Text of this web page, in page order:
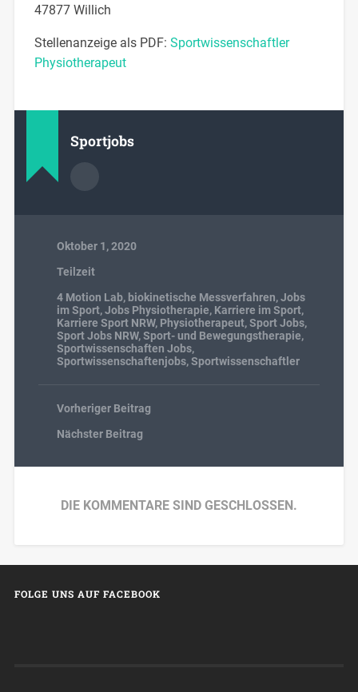
47877 Willich
Stellenanzeige als PDF: Sportwissenschaftler
Physiotherapeut
Sportjobs
Oktober 1, 2020
Teilzeit
4 Motion Lab, biokinetische Messverfahren,Jobs
im Sport,Jobs Physiotherapie, Karriere im Sport,
Karriere Sport NRW, Physiotherapeut,Sport Jobs,
Sport Jobs NRW,Sport- und Bewegungstherapie,
Sportwissenschaften Jobs,
Sportwissenschaftenjobs,Sportwissenschaftler
Vorheriger Beitrag
Nächster Beitrag
DIE KOMMENTARE SIND GESCHLOSSEN.
FOLGE UNS AUF FACEBOOK